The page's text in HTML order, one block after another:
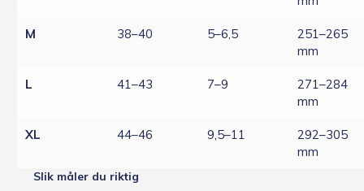
M 38–40 5–6,5
251–265
mm
L 41–43 7–9
271–284
mm
XL 44–46 9,5–11
292–305
mm
Slik måler du riktig